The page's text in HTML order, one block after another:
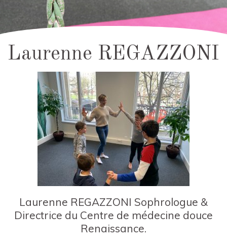
Laurenne REGAZZONI
Laurenne REGAZZONI Sophrologue &
Directrice du Centre de médecine douce
Renaissance.